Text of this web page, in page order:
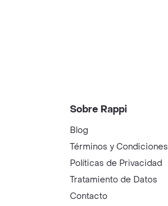
Sobre Rappi
Blog
Términos y Condiciones
Políticas de Privacidad
Tratamiento de Datos
Contacto